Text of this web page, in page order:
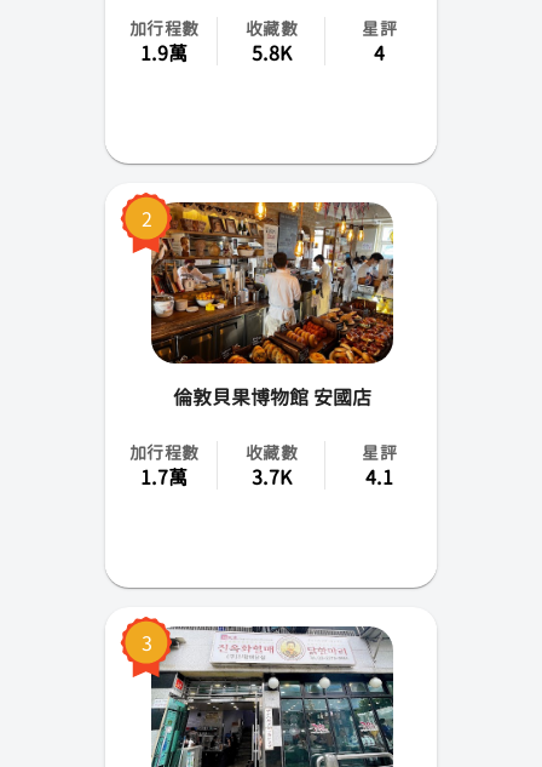
忠清南北道
慶尚南北道
江原道
加行程數
1.9萬
收藏數
5.8K
星評
4
2
倫敦貝果博物館 安國店
加行程數
1.7萬
收藏數
3.7K
星評
4.1
3